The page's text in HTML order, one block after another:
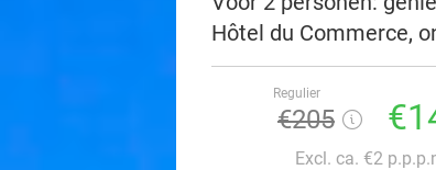
Hôtel du Commerce,
Regulier
€205
Excl. ca. €2